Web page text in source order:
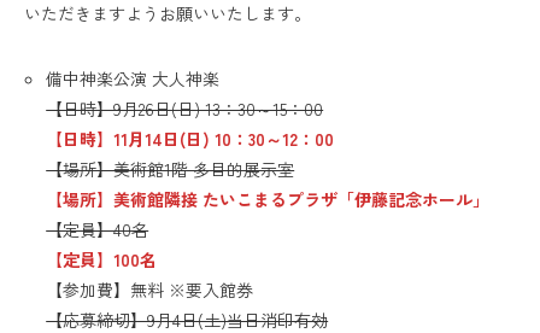
いただきますようお願いいたします。
備中神楽公演 大人神楽
【日時】9月26日(日) 13：30～15：00
【日時】11月14日(日) 10：30～12：00
【場所】美術館1階 多目的展示室
【場所】美術館隣接 たいこまるプラザ「伊藤記念ホール」
【定員】40名
【定員】100名
【参加費】無料 ※要入館券
【応募締切】9月4日(土)当日消印有効